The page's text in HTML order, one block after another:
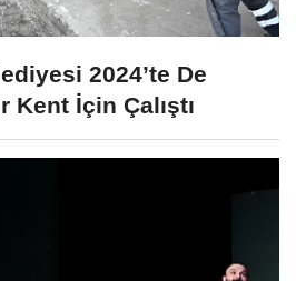
2024’te De
Kent İçin Çalıştı